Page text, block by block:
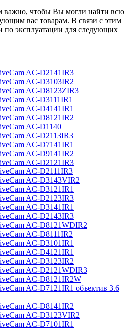
важно, чтобы Вы могли найти всю
вас товарам. В связи с этим
по эксплуатации для следующих
AC-D2141IR3
AC-D3103IR2
AC-D8123ZIR3
AC-D3111IR1
AC-D4141IR1
AC-D8121IR2
AC-D1140
AC-D2113IR3
AC-D7141IR1
AC-D9141IR2
AC-D2121IR3
AC-D2111IR3
AC-D3143VIR2
AC-D3121IR1
AC-D2123IR3
AC-D3141IR1
AC-D2143IR3
AC-D8121WDIR2
AC-D8111IR2
AC-D3101IR1
AC-D4121IR1
AC-D3123IR2
AC-D2121WDIR3
AC-D8121IR2W
AC-D7121IR1 объектив 3.6
AC-D8141IR2
AC-D3123VIR2
AC-D7101IR1